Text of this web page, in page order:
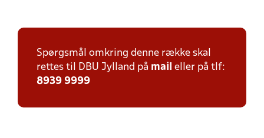
Spørgsmål omkring denne række skal
rettes til DBU Jylland på mail eller på tlf:
8939 9999